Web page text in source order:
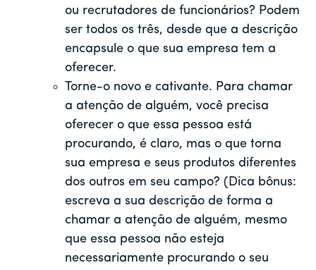
ou recrutadores de funcionários? Podem
ser todos os três, desde que a descrição
encapsule o que sua empresa tem a
oferecer.
Torne-o novo e cativante. Para chamar
a atenção de alguém, você precisa
oferecer o que essa pessoa está
procurando, é claro, mas o que torna
sua empresa e seus produtos diferentes
dos outros em seu campo? (Dica bônus:
escreva a sua descrição de forma a
chamar a atenção de alguém, mesmo
que essa pessoa não esteja
necessariamente procurando o seu